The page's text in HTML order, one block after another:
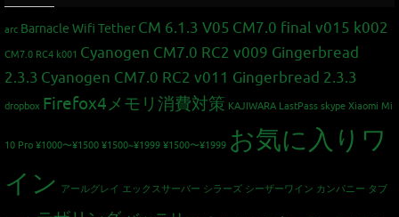
arc Barnacle Wifi Tether CM 6.1.3 V05 CM7.0 final v015 k002
CM7.0 RC4 k001 Cyanogen CM7.0 RC2 v009 Gingerbread
2.3.3 Cyanogen CM7.0 RC2 v011 Gingerbread 2.3.3
dropbox Firefox4メモリ消費対策 KAJIWARA LastPass skype Xiaomi Mi
10 Pro ¥1000〜¥1500 ¥1500~¥1999 ¥1500〜¥1999 お気に入りワ
イン アールグレイ エックスサーバー シラーズ シーザーワイン カンパニー タブ